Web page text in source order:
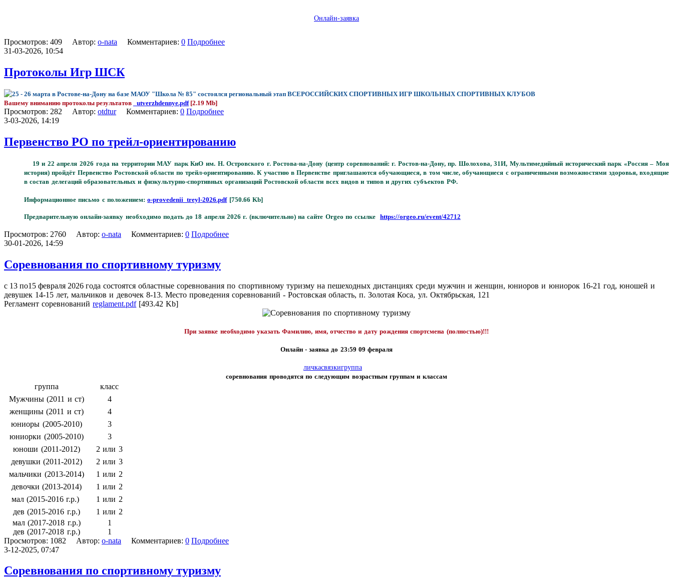
Онлайн-заявка
Просмотров: 409 Автор: o-nata Комментариев: 0 Подробнее
31-03-2026, 10:54
Протоколы Игр ШСК
25 - 26 марта в Ростове-на-Дону на базе МАОУ "Школа № 85" состоялся региональный этап ВСЕРОССИЙСКИХ СПОРТИВНЫХ ИГР ШКОЛЬНЫХ СПОРТИВНЫХ КЛУБОВ
Вашему вниманию протоколы результатов
_utverzhdennye.pdf[2.19 Mb]
Просмотров: 282 Автор: otdturКомментариев: 0 Подробнее
3-03-2026, 14:19
Первенство РО по трейл-ориентированию
19 и 22 апреля 2026 года на территории МАУ парк КиО им. Н. Островского г. Ростова-на-Дону (центр соревнований: г. Ростов-на-Дону, пр. Шолохова, 31И, Мультимедийный исторический парк «Россия – Моя
история) пройдёт Первенство Ростовской области по трейл-ориентированию. К участию в Первенстве приглашаются обучающиеся, в том числе, обучающиеся с ограниченными возможностями здоровья, входящие
в состав делегаций образовательных и физкультурно-спортивных организаций Ростовской области всех видов и типов и других субъектов РФ.
Информационное письмо с положением:o-provedenii_treyl-2026.pdf[750.66 Kb]
Предварительную онлайн-заявку необходимо подать до 18 апреля 2026 г. (включительно) на сайте Orgeo по ссылке https://orgeo.ru/event/42712
Просмотров: 2760 Автор: o-nata Комментариев: 0 Подробнее
30-01-2026, 14:59
Соревнования по спортивному туризму
с 13 по15 февраля 2026 года состоятся областные соревнования по спортивному туризму на пешеходных дистанциях среди мужчин и женщин, юниоров и юниорок 16-21 год, юношей и
девушек 14-15 лет, мальчиков и девочек 8-13. Место проведения соревнований - Ростовская область, п. Золотая Коса, ул. Октябрьская, 121
Регламент соревнованийreglament.pdf[493.42 Kb]
При заявке необходимо указать Фамилию, имя, отчество и дату рождения спортсмена (полностью)!!!
Онлайн - заявка до 23:59 09 февраля
личкасвязкигруппа
соревнования проводятся по следующим возрастным группам и классам
группа
класс
Мужчины (2011 и ст)
4
женщины (2011 и ст)
4
юниоры (2005-2010)
3
юниорки (2005-2010)
3
юноши (2011-2012)
2 или 3
девушки (2011-2012)
2 или 3
мальчики (2013-2014)
1 или 2
девочки(2013-2014)
1 или 2
мал (2015-2016 г.р.)
1 или 2
дев (2015-2016 г.р.)
1 или 2
мал (2017-2018 г.р.)
1
дев (2017-2018 г.р.)
1
Просмотров: 1082 Автор: o-nata Комментариев: 0 Подробнее
3-12-2025, 07:47
Соревнования по спортивному туризму